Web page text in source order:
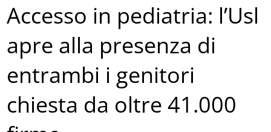
Accesso in pediatria: l’Usl
apre alla presenza di
entrambi i genitori
chiesta da oltre 41.000